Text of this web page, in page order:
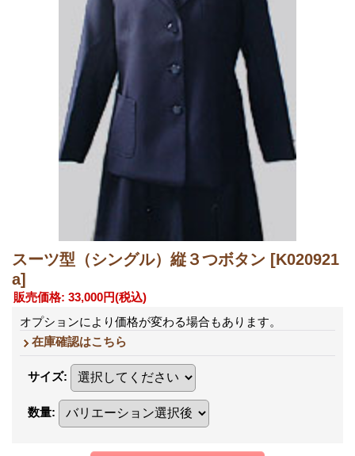
スーツ型（シングル）縦３つボタン [K020921
a]
販売価格: 33,000円(税込)
オプションにより価格が変わる場合もあります。
在庫確認はこちら
サイズ:
数量: